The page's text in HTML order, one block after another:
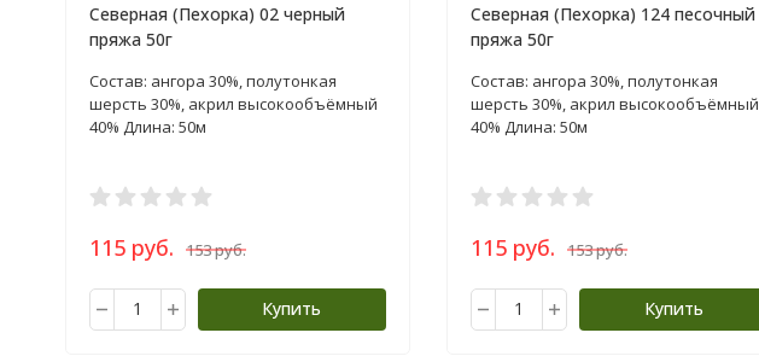
Северная (Пехорка) 02 черный
пряжа 50г
Состав: ангора 30%, полутонкая
шерсть 30%, акрил высокообъёмный
40% Длина: 50м
115 руб. 153 руб.
Купить
Северная (Пехорка) 124 песочный
пряжа 50г
Состав: ангора 30%, полутонкая
шерсть 30%, акрил высокообъёмный
40% Длина: 50м
115 руб. 153 руб.
Купить